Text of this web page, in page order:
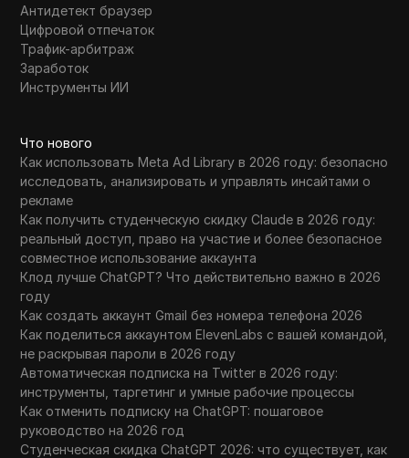
Антидетект браузер
Цифровой отпечаток
Трафик-арбитраж
Заработок
Инструменты ИИ
Что нового
Как использовать Meta Ad Library в 2026 году: безопасно
исследовать, анализировать и управлять инсайтами о
рекламе
Как получить студенческую скидку Claude в 2026 году:
реальный доступ, право на участие и более безопасное
совместное использование аккаунта
Клод лучше ChatGPT? Что действительно важно в 2026
году
Как создать аккаунт Gmail без номера телефона 2026
Как поделиться аккаунтом ElevenLabs с вашей командой,
не раскрывая пароли в 2026 году
Автоматическая подписка на Twitter в 2026 году:
инструменты, таргетинг и умные рабочие процессы
Как отменить подписку на ChatGPT: пошаговое
руководство на 2026 год
Студенческая скидка ChatGPT 2026: что существует, как